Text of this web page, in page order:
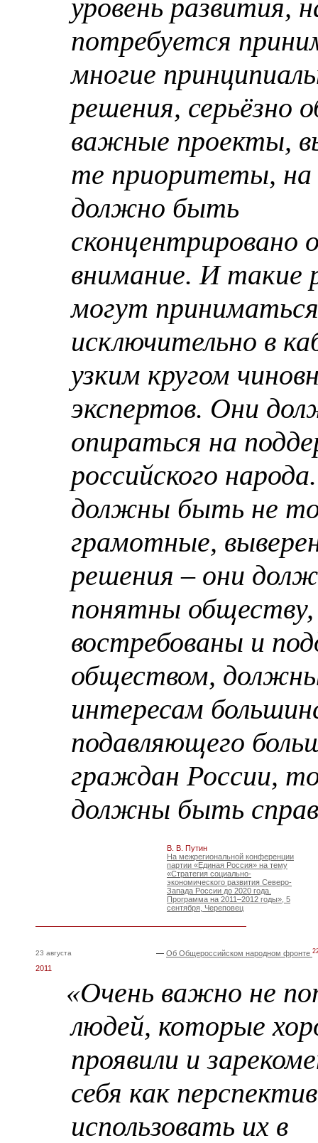
уровень развития,
потребуется
многие
решения, серьёзно
важные проекты,
те приоритеты,
должно быть
сконцентрировано
внимание. И такие
могут приниматься
исключительно в
узким кругом
экспертов. Они
опираться на
российского
должны быть не
грамотные,
решения – они
понятны обществу,
востребованы и
обществом,
интересам
подавляющего
граждан России,
должны быть
В. В. Путин
На межрегиональной конференции
партии «Единая Россия» на тему
«Стратегия социально-
экономического развития Северо-
Запада России до 2020 года.
Программа на 2011–2012 годы», 5
сентября, Череповец
23 августа
2011
— Об Общероссийском народном фронте
«Очень важно не
людей, которые
проявили и
себя как
использовать их в